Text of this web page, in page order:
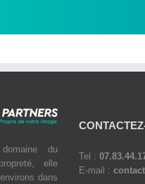
du
elle
dans
Tel :
E-mail :